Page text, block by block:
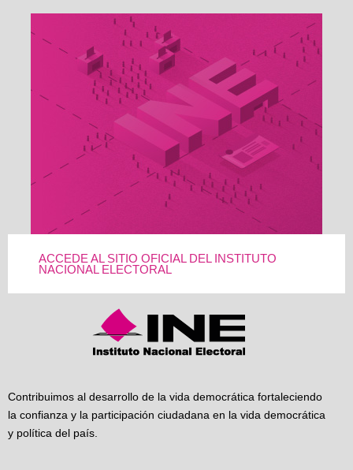
ACCEDE AL SITIO OFICIAL DEL INSTITUTO
NACIONAL ELECTORAL
Contribuimos al desarrollo de la vida democrática fortaleciendo
la confianza y la participación ciudadana en la vida democrática
y política del país.